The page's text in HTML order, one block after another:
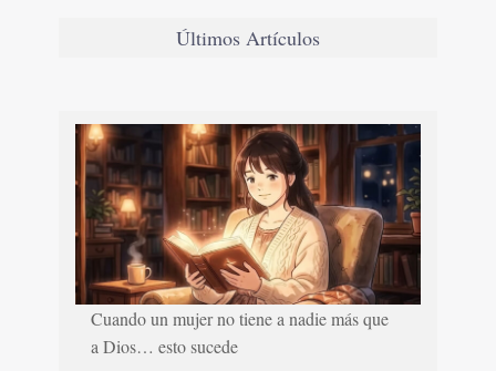
Últimos Artículos
Cuando un mujer no tiene a nadie más que
a Dios… esto sucede